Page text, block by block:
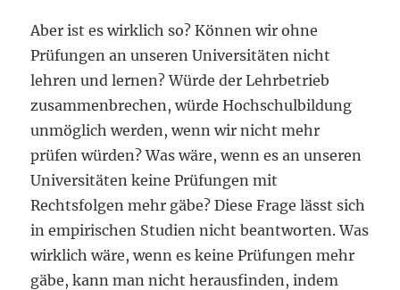
Aber ist es wirklich so? Können wir ohne
Prüfungen an unseren Universitäten nicht
lehren und lernen? Würde der Lehrbetrieb
zusammenbrechen, würde Hochschulbildung
unmöglich werden, wenn wir nicht mehr
prüfen würden? Was wäre, wenn es an unseren
Universitäten keine Prüfungen mit
Rechtsfolgen mehr gäbe? Diese Frage lässt sich
in empirischen Studien nicht beantworten. Was
wirklich wäre, wenn es keine Prüfungen mehr
gäbe, kann man nicht herausfinden, indem